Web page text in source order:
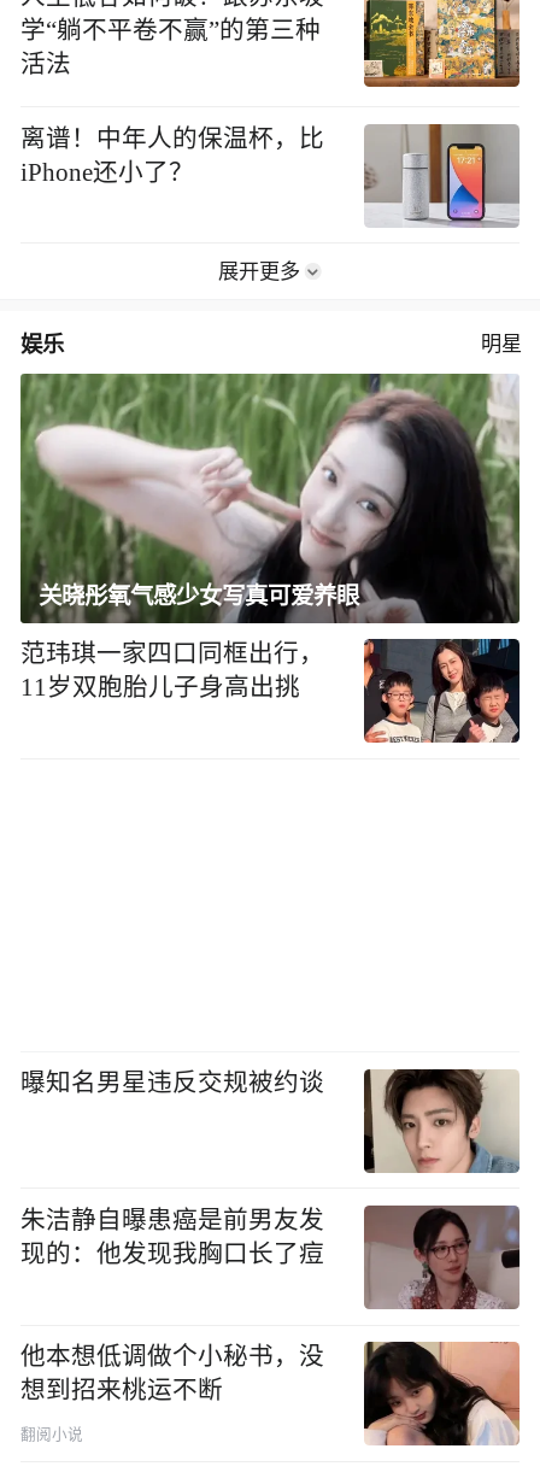
学“躺不平卷不赢”的第三种
活法
离谱！中年人的保温杯，比
iPhone还小了？
展开更多
娱乐 明星
关晓彤氧气感少女写真可爱养眼
范玮琪一家四口同框出行，
11岁双胞胎儿子身高出挑
曝知名男星违反交规被约谈
朱洁静自曝患癌是前男友发
现的：他发现我胸口长了痘
他本想低调做个小秘书，没
想到招来桃运不断
翻阅小说